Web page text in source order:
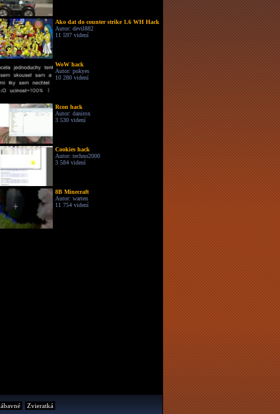
Ako dat do counter strike 1.6 WH Hack
Autor: devil882
11 597 videní
WoW hack
Autor: pokyes
10 280 videní
Rcon hack
Autor: danirox
3 530 videní
Cookies hack
Autor: techno2000
3 584 videní
8B Minecraft
Autor: warten
11 754 videní
Zvieratká